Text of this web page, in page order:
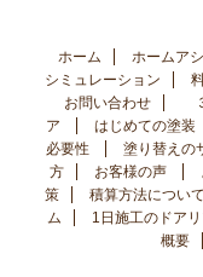
ホーム ホームア
シミュレーション
お問い合わせ
ア
はじめての塗装
必要性
塗り替えの
方
お客様の声
策
積算方法について
ム
1日施工のドア
概要